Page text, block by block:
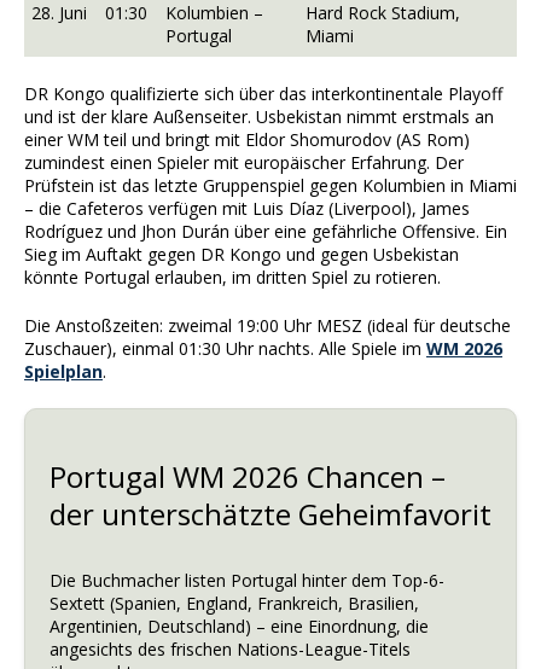
28. Juni
01:30
Kolumbien –
Portugal
Hard Rock Stadium,
Miami
DR Kongo qualifizierte sich über das interkontinentale Playoff
und ist der klare Außenseiter. Usbekistan nimmt erstmals an
einer WM teil und bringt mit Eldor Shomurodov (AS Rom)
zumindest einen Spieler mit europäischer Erfahrung. Der
Prüfstein ist das letzte Gruppenspiel gegen Kolumbien in Miami
– die Cafeteros verfügen mit Luis Díaz (Liverpool), James
Rodríguez und Jhon Durán über eine gefährliche Offensive. Ein
Sieg im Auftakt gegen DR Kongo und gegen Usbekistan
könnte Portugal erlauben, im dritten Spiel zu rotieren.
Die Anstoßzeiten: zweimal 19:00 Uhr MESZ (ideal für deutsche
Zuschauer), einmal 01:30 Uhr nachts. Alle Spiele im WM 2026
Spielplan.
Portugal WM 2026 Chancen –
der unterschätzte Geheimfavorit
Die Buchmacher listen Portugal hinter dem Top-6-
Sextett (Spanien, England, Frankreich, Brasilien,
Argentinien, Deutschland) – eine Einordnung, die
angesichts des frischen Nations-League-Titels